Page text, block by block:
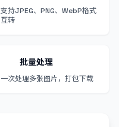
支持JPEG、PNG、WebP格式
互转
批量处理
一次处理多张图片，打包下载